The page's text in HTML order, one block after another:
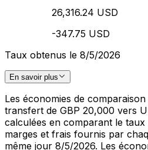
26,316.24 USD
-347.75 USD
Taux obtenus le 8/5/2026
En savoir plus
Les économies de
transfert de GBP 20,000 vers
calculées en comparant le
marges et frais fournis par
même jour 8/5/2026. Les